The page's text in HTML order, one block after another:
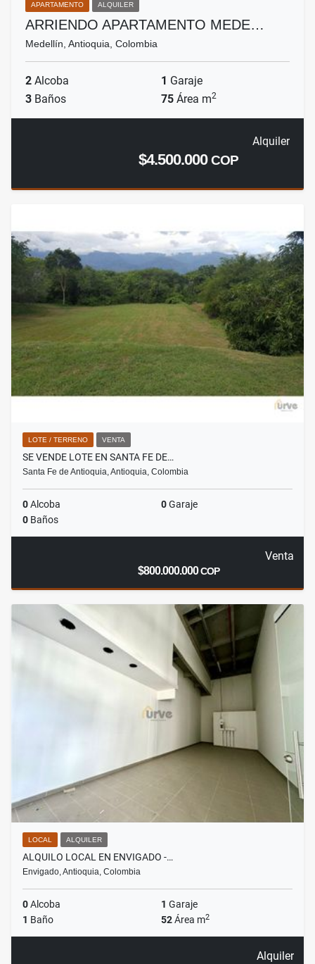
APARTAMENTO ALQUILER
ARRIENDO APARTAMENTO MEDE…
Medellín, Antioquia, Colombia
2 Alcoba 1 Garaje
3 Baños 75 Área m2
Alquiler
$4.500.000COP
LOTE / TERRENO VENTA
SE VENDE LOTE EN SANTA FE DE…
Santa Fe de Antioquia, Antioquia, Colombia
0Alcoba 0Garaje
0 Baños
Venta
$800.000.000COP
LOCAL ALQUILER
ALQUILO LOCAL EN ENVIGADO -…
Envigado, Antioquia, Colombia
0Alcoba 1 Garaje
1 Baño 52Área m2
Alquiler